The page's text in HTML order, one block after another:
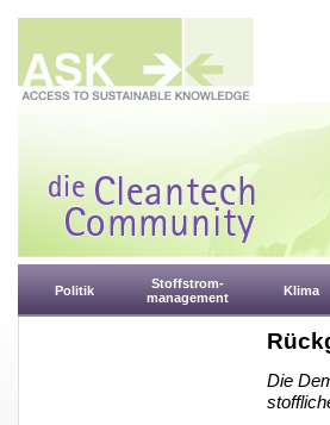
Politik
Stoffstrom-
management
Klima
Die